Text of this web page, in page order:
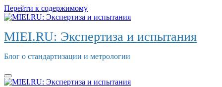
Перейти к содержимому
MIEI.RU: Экспертиза и испытания
Блог о стандартизации и метрологии